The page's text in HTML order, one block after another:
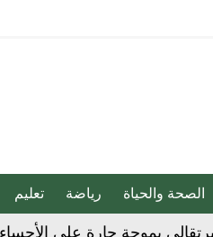
الصحة والحياة رياضة تعليم